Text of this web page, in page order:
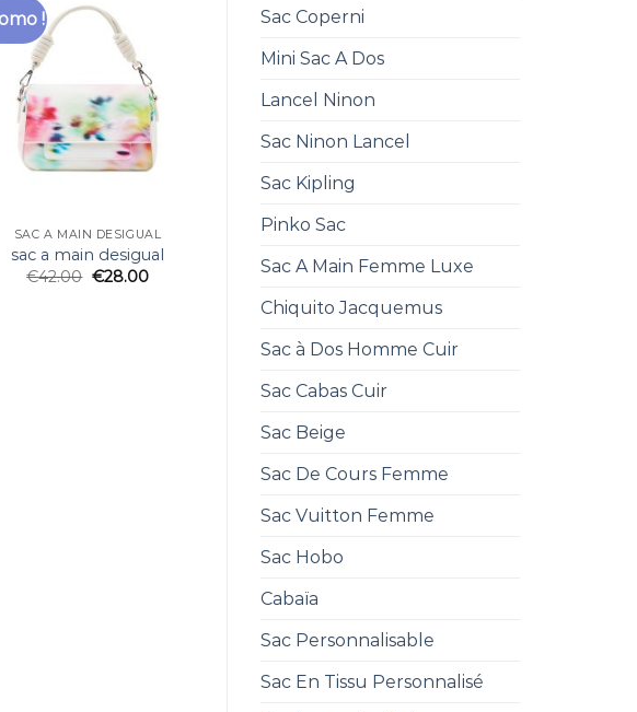
Sac Coperni
Mini Sac A Dos
Lancel Ninon
Sac Ninon Lancel
Sac Kipling
Pinko Sac
Sac A Main Femme Luxe
Chiquito Jacquemus
Sac à Dos Homme Cuir
Sac Cabas Cuir
Sac Beige
Sac De Cours Femme
Sac Vuitton Femme
Sac Hobo
Cabaïa
Sac Personnalisable
Sac En Tissu Personnalisé
!
SAC A MAIN DESIGUAL
sac a main desigual
€42.00 €28.00